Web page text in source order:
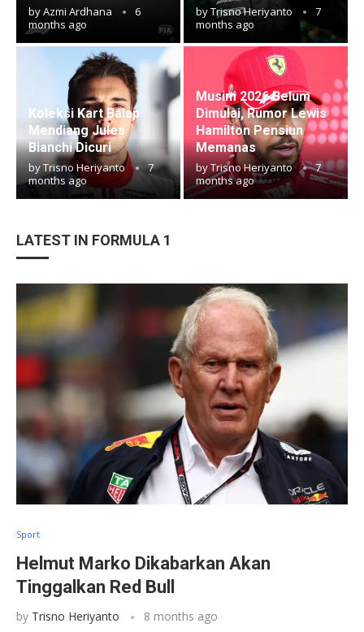
byAzmi Ardhana
6
months ago
byTrisno Heriyanto
7
months ago
Koleksi Kart Balap
Mendiang Jules
Bianchi Dicuri
byTrisno Heriyanto
7
months ago
Musim 2026 Belum
Dimulai, Rumor Lewis
Hamilton Pensiun
Memanas
byTrisno Heriyanto
7
months ago
LATEST IN FORMULA 1
Sport
Helmut Marko Dikabarkan Akan
Tinggalkan Red Bull
by Trisno Heriyanto 8 months ago